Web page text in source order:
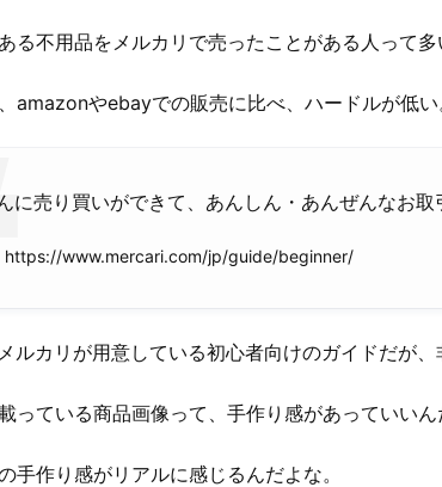
る不用品をメルカリで売ったことがある人って
amazonやebayでの販売に比べ、ハードルが低い
に売り買いができて、あんしん・あんぜんなお取
https://www.mercari.com/jp/guide/beginner/
ルカリが用意している初心者向けのガイドだが、
っている商品画像って、手作り感があっていいん
手作り感がリアルに感じるんだよな。